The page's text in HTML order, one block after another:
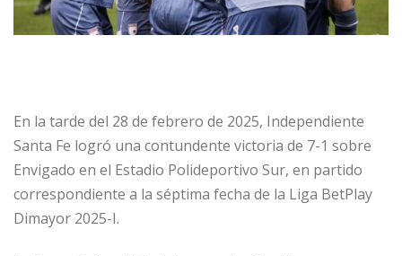
En la tarde del 28 de febrero de 2025, Independiente
Santa Fe logró una contundente victoria de 7-1 sobre
Envigado en el Estadio Polideportivo Sur, en partido
correspondiente a la séptima fecha de la Liga BetPlay
Dimayor 2025-I.